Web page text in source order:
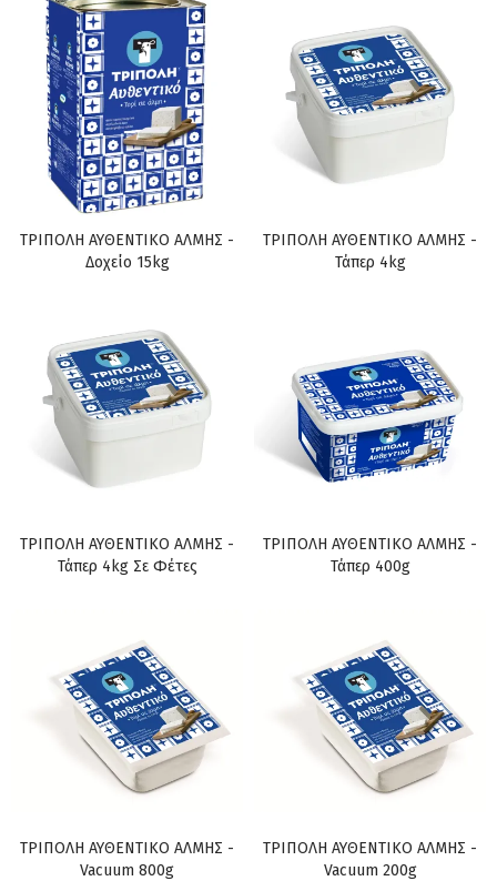
ΤΡΙΠΟΛΗ ΑΥΘΕΝΤΙΚΟ ΑΛΜΗΣ -
Δοχείο 15kg
ΤΡΙΠΟΛΗ ΑΥΘΕΝΤΙΚΟ ΑΛΜΗΣ -
Τάπερ 4kg
ΤΡΙΠΟΛΗ ΑΥΘΕΝΤΙΚΟ ΑΛΜΗΣ -
Τάπερ 4kg Σε Φέτες
ΤΡΙΠΟΛΗ ΑΥΘΕΝΤΙΚΟ ΑΛΜΗΣ -
Τάπερ 400g
ΤΡΙΠΟΛΗ ΑΥΘΕΝΤΙΚΟ ΑΛΜΗΣ -
Vacuum 800g
ΤΡΙΠΟΛΗ ΑΥΘΕΝΤΙΚΟ ΑΛΜΗΣ -
Vacuum 200g